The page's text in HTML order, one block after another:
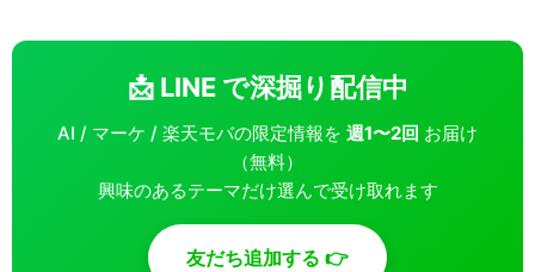
📩 LINE で深掘り配信中
AI / マーケ / 楽天モバの限定情報を 週1〜2回 お届け
（無料）
興味のあるテーマだけ選んで受け取れます
友だち追加する 👉